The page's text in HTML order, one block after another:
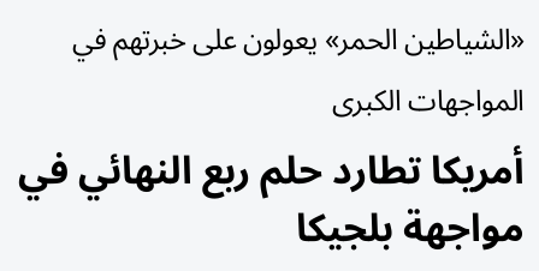
«الشياطين الحمر» يعولون على خبرتهم في
المواجهات الكبرى
أمريكا تطارد حلم ربع النهائي في
مواجهة بلجيكا